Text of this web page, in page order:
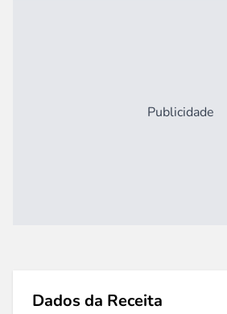
Publicidade
Dados da Receita